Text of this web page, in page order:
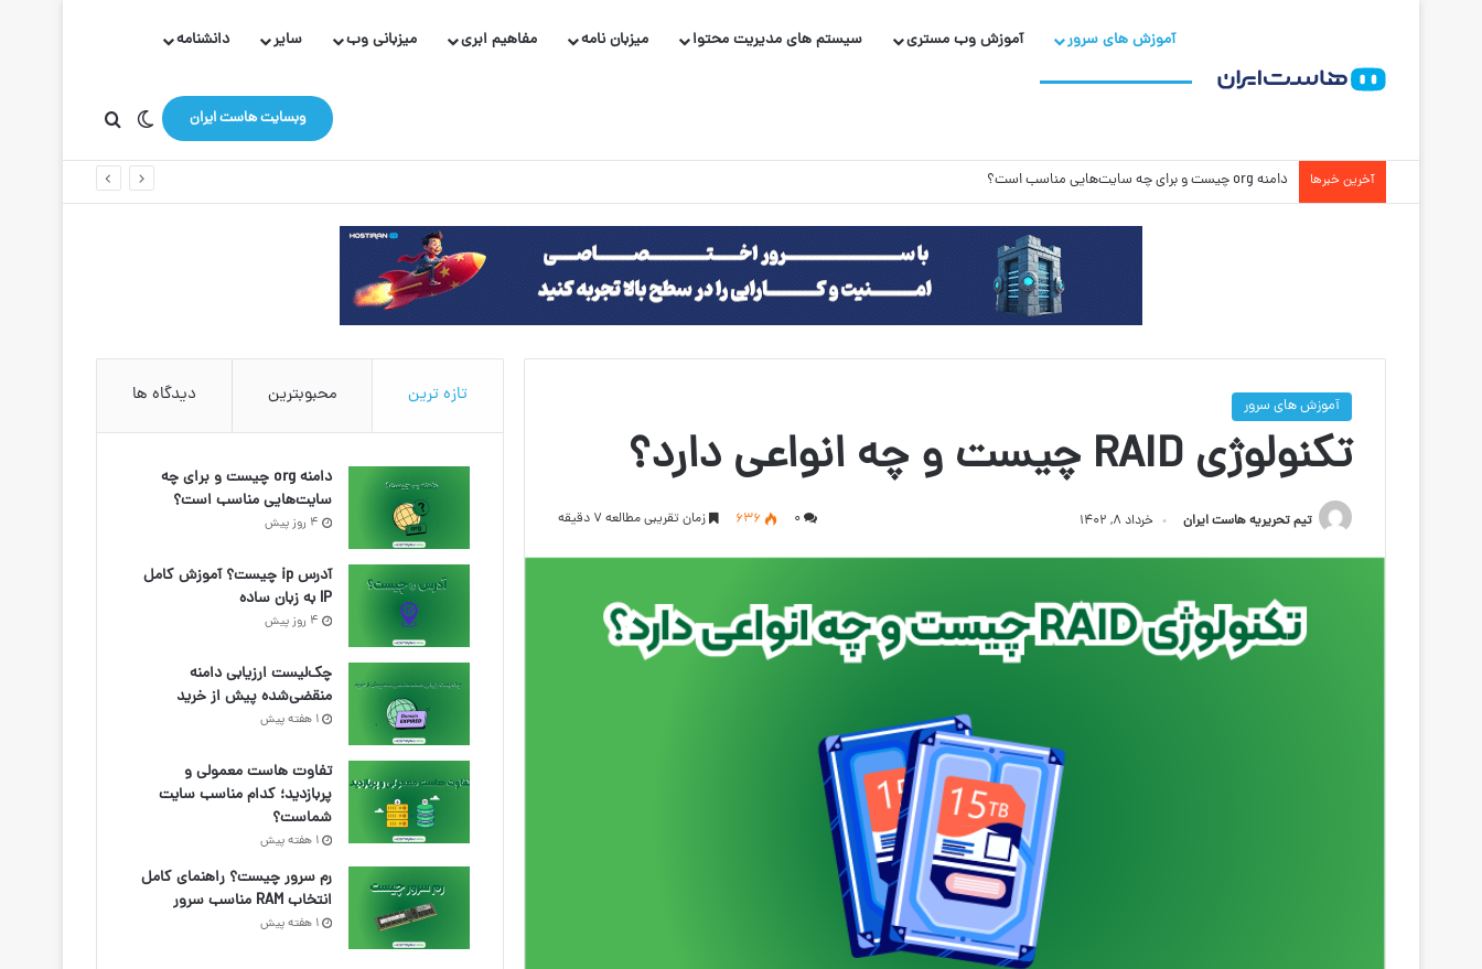
آموزش های سرور آموزش وب مستری سیستم های مدیریت محتوا میزبان نامه مفاهیم ابری میزبانی وب سایر دانشنامه
وبسایت هاست ایران تغییر پوسته
آخرین خبرها آدرس ip چیست؟ آموزش کامل IP به زبان ساده
آموزش های سرور
تکنولوژی RAID چیست و چه انواعی دارد؟
تیم تحریریه هاست ایران خرداد ۸, ۱۴۰۲ ۰ 636 زمان تقریبی مطالعه 7 دقیقه
تازه ترین محبوبترین دیدگاه ها
دامنه org چیست و برای چه
سایت‌هایی مناسب است؟
4 روز پیش
آدرس ip چیست؟ آموزش کامل
IP به زبان ساده
4 روز پیش
چک‌لیست ارزیابی دامنه
منقضی‌شده پیش از خرید
1 هفته پیش
تفاوت هاست معمولی و
پربازدید؛ کدام مناسب سایت
شماست؟
1 هفته پیش
رم سرور چیست؟ راهنمای کامل
انتخاب RAM مناسب سرور
1 هفته پیش